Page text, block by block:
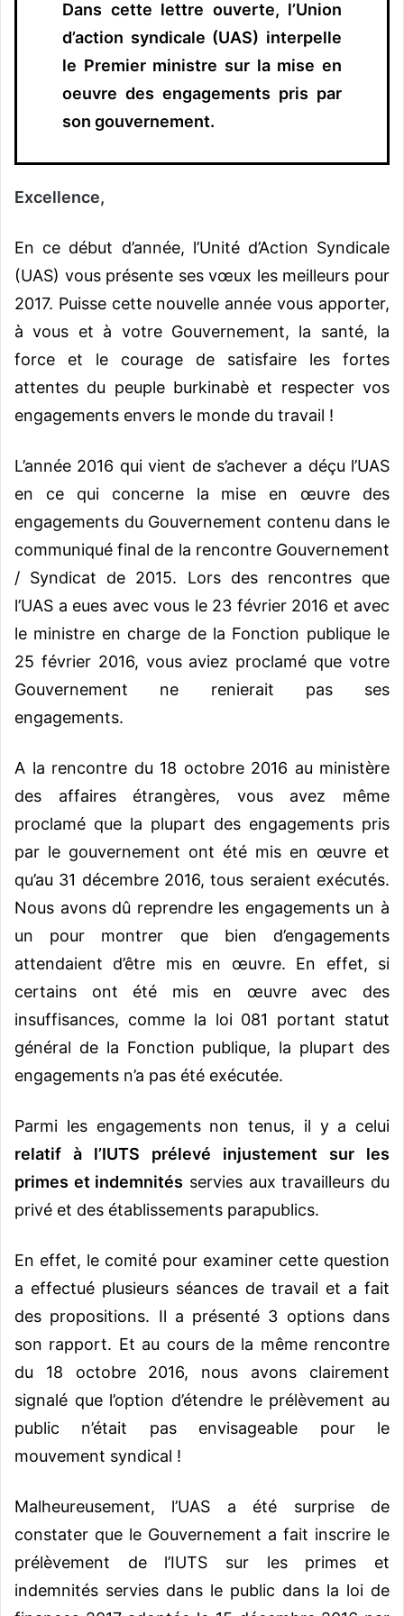
Dans cette lettre ouverte, l’Union
d’action syndicale (UAS) interpelle
le Premier ministre sur la mise en
oeuvre des engagements pris par
son gouvernement.
Excellence,
En ce début d’année, l’Unité d’Action Syndicale
(UAS) vous présente ses vœux les meilleurs pour
2017. Puisse cette nouvelle année vous apporter,
à vous et à votre Gouvernement, la santé, la
force et le courage de satisfaire les fortes
attentes du peuple burkinabè et respecter vos
engagements envers le monde du travail !
L’année 2016 qui vient de s’achever a déçu l’UAS
en ce qui concerne la mise en œuvre des
engagements du Gouvernement contenu dans le
communiqué final de la rencontre Gouvernement
/ Syndicat de 2015. Lors des rencontres que
l’UAS a eues avec vous le 23 février 2016 et avec
le ministre en charge de la Fonction publique le
25 février 2016, vous aviez proclamé que votre
Gouvernement ne renierait pas ses
engagements.
A la rencontre du 18 octobre 2016 au ministère
des affaires étrangères, vous avez même
proclamé que la plupart des engagements pris
par le gouvernement ont été mis en œuvre et
qu’au 31 décembre 2016, tous seraient exécutés.
Nous avons dû reprendre les engagements un à
un pour montrer que bien d’engagements
attendaient d’être mis en œuvre. En effet, si
certains ont été mis en œuvre avec des
insuffisances, comme la loi 081 portant statut
général de la Fonction publique, la plupart des
engagements n’a pas été exécutée.
Parmi les engagements non tenus, il y a celui
relatif à l’IUTS prélevé injustement sur les
primes et indemnités servies aux travailleurs du
privé et des établissements parapublics.
En effet, le comité pour examiner cette question
a effectué plusieurs séances de travail et a fait
des propositions. Il a présenté 3 options dans
son rapport. Et au cours de la même rencontre
du 18 octobre 2016, nous avons clairement
signalé que l’option d’étendre le prélèvement au
public n’était pas envisageable pour le
mouvement syndical !
Malheureusement, l’UAS a été surprise de
constater que le Gouvernement a fait inscrire le
prélèvement de l’IUTS sur les primes et
indemnités servies dans le public dans la loi de